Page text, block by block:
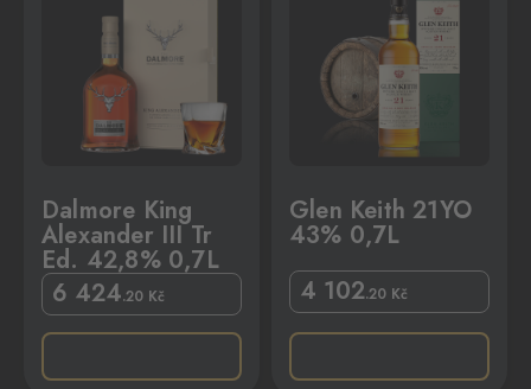
Dalmore King
Alexander III Tr
Ed. 42,8% 0,7L
6 424.20 Kč
Glen Keith 21YO
43% 0,7L
4 102.20 Kč